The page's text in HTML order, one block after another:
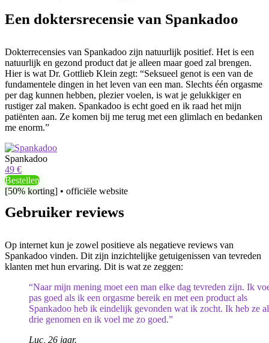
Een doktersrecensie van Spankadoo
Dokterrecensies van Spankadoo zijn natuurlijk positief. Het is een
natuurlijk en gezond product dat je alleen maar goed zal brengen.
Hier is wat Dr. Gottlieb Klein zegt: “Seksueel genot is een van de
fundamentele dingen in het leven van een man. Slechts één orgasme
per dag kunnen hebben, plezier voelen, is wat je gelukkiger en
rustiger zal maken. Spankadoo is echt goed en ik raad het mijn
patiënten aan. Ze komen bij me terug met een glimlach en bedanken
me enorm.”
Spankadoo
49 €
Bestellen
[50% korting] • officiële website
Gebruiker reviews
Op internet kun je zowel positieve als negatieve reviews van
Spankadoo vinden. Dit zijn inzichtelijke getuigenissen van tevreden
klanten met hun ervaring. Dit is wat ze zeggen:
“Naar mijn mening moet een man elke dag tevreden zijn. Ik
pas goed als ik een orgasme bereik en met een product als
Spankadoo heb ik eindelijk gevonden wat ik zocht. Ik heb ze
drie genomen en ik voel me zo goed.”
Luc, 26 jaar.